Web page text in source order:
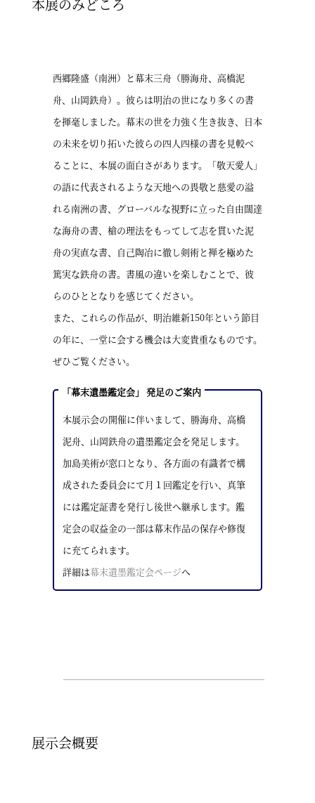
西郷隆盛（南洲）と幕末三舟（勝海舟、高橋泥
舟、山岡鉄舟）。彼らは明治の世になり多くの書
を揮毫しました。幕末の世を力強く生き抜き、日本
の未来を切り拓いた彼らの四人四様の書を見較べ
ることに、本展の面白さがあります。「敬天愛人」
の語に代表されるような天地への畏敬と慈愛の溢
れる南洲の書、グローバルな視野に立った自由闊達
な海舟の書、槍の理法をもってして志を貫いた泥
舟の実直な書、自己陶冶に徹し剣術と禅を極めた
篤実な鉄舟の書。書風の違いを楽しむことで、彼
らのひととなりを感じてください。
また、これらの作品が、明治維新150年という節目
の年に、一堂に会する機会は大変貴重なものです。
ぜひご覧ください。
「幕末遺墨鑑定会」 発足のご案内
本展示会の開催に伴いまして、勝海舟、高橋
泥舟、山岡鉄舟の遺墨鑑定会を発足します。
加島美術が窓口となり、各方面の有識者で構
成された委員会にて月１回鑑定を行い、真筆
には鑑定証書を発行し後世へ継承します。鑑
定会の収益金の一部は幕末作品の保存や修復
に充てられます。
詳細は幕末遺墨鑑定会ページへ
展示会概要